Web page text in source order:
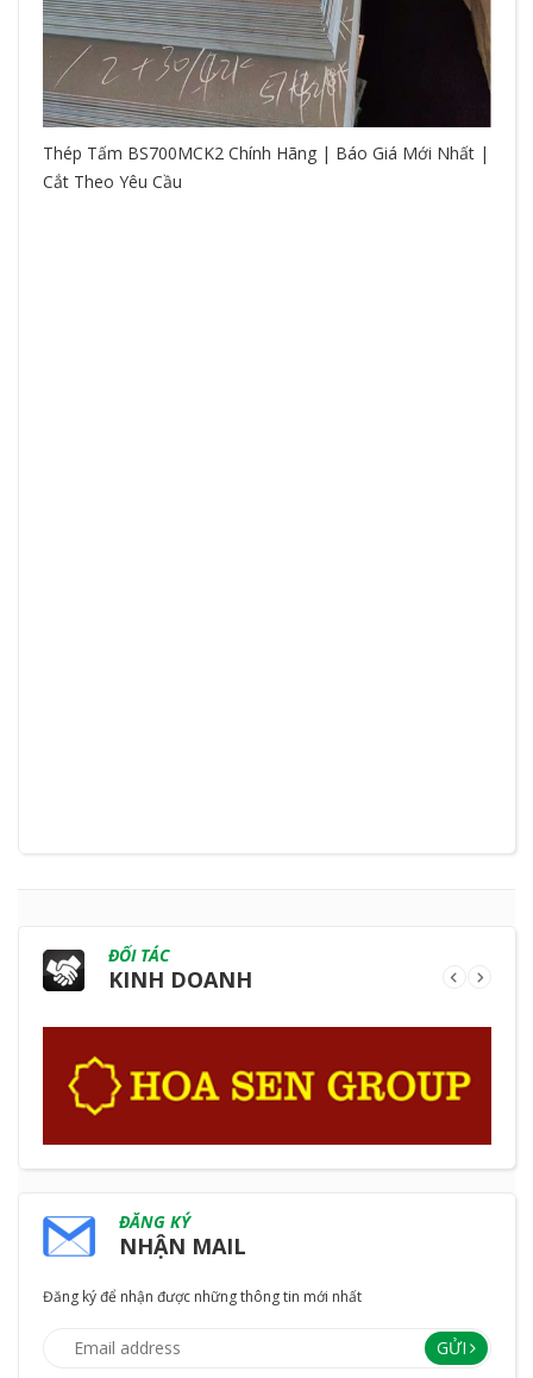
Thép Tấm BS700MCK2 Chính Hãng | Báo Giá Mới Nhất |
Cắt Theo Yêu Cầu
ĐỐI TÁC
KINH DOANH
ĐĂNG KÝ
NHẬN MAIL
Đăng ký để nhận được những thông tin mới nhất
GỬI